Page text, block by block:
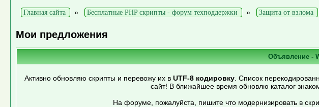
Главная сайта » Бесплатные PHP скрипты - форум техподдержки » Защита от взлома
Мои предложения
Объявление -
Активно обновляю скрипты и перевожу их в UTF-8 кодировку. Список
сайт! В ближайшее время обновлю каталог
На форуме, пожалуйста, пишите что модернизировать в